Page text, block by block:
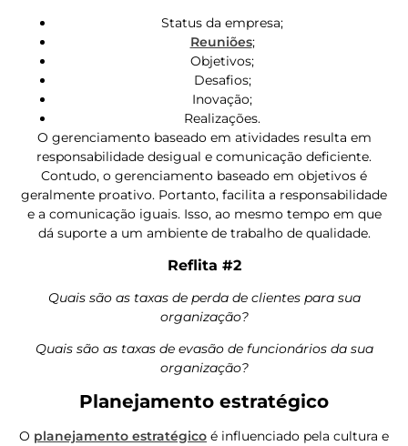
Status da empresa;
Reuniões;
Objetivos;
Desafios;
Inovação;
Realizações.
O gerenciamento baseado em atividades resulta em
responsabilidade desigual e comunicação deficiente.
Contudo, o gerenciamento baseado em objetivos é
geralmente proativo. Portanto, facilita a responsabilidade
e a comunicação iguais. Isso, ao mesmo tempo em que
dá suporte a um ambiente de trabalho de qualidade.
Reflita #2
Quais são as taxas de perda de clientes para sua
organização?
Quais são as taxas de evasão de funcionários da sua
organização?
Planejamento estratégico
O planejamento estratégico é influenciado pela cultura e